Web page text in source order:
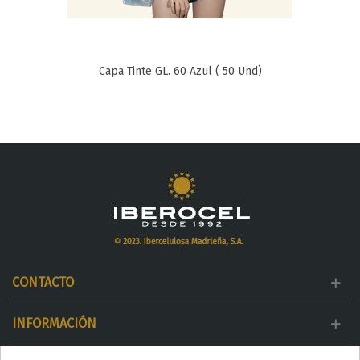
Capa Tinte GL. 60 Azul ( 50 Und)
CONTACTO
INFORMACIÓN